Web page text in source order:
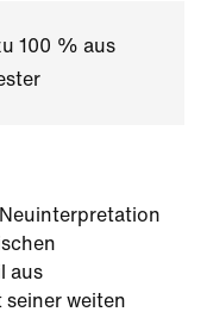
100 % aus
aus
weiten